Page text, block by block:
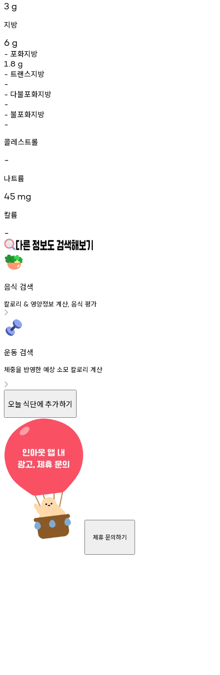
3 g
지방
6 g
- 포화지방
1.8 g
- 트랜스지방
-
- 다불포화지방
-
- 불포화지방
-
콜레스트롤
-
나트륨
45 mg
칼륨
-
음식 검색
칼로리 & 영양정보 계산, 음식 평가
운동 검색
체중을 반영한 예상 소모 칼로리 계산
오늘 식단에 추가하기
제휴 문의하기